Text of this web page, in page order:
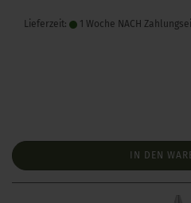
Lieferzeit: 1 Woche NACH
IN DEN